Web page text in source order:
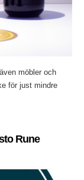
möbler och
för just mindre
Rune